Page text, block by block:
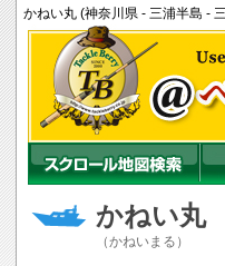
かねい丸 (神奈川県 - 三浦半島 -
かねい丸
（かねいまる）